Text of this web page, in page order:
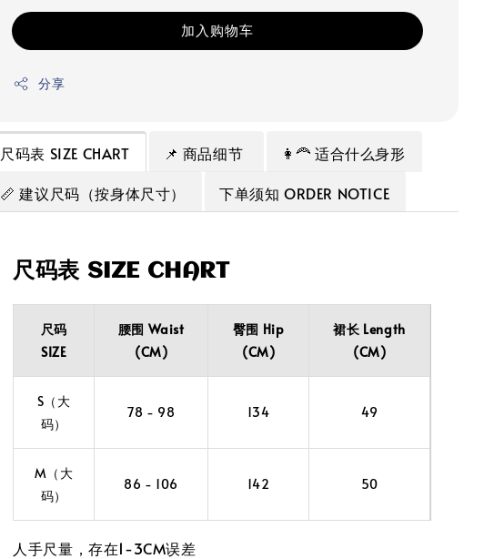
加入购物车
分享
尺码表 SIZE CHART 📌 商品细节
👩‍🦰 适合什么身形
📏 建议尺码（按身体尺寸）
下单须知 ORDER NOTICE
尺码表 SIZE CHART
尺码
SIZE
腰围 Waist
(CM)
臀围 Hip
(CM)
裙长 Length
(CM)
S（大
码）
78 - 98 134 49
M（大
码）
86 - 106 142 50
人手尺量，存在1-3CM误差